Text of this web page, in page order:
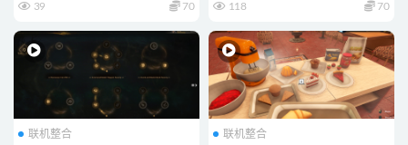
39 70 118 70
联机整合 联机整合